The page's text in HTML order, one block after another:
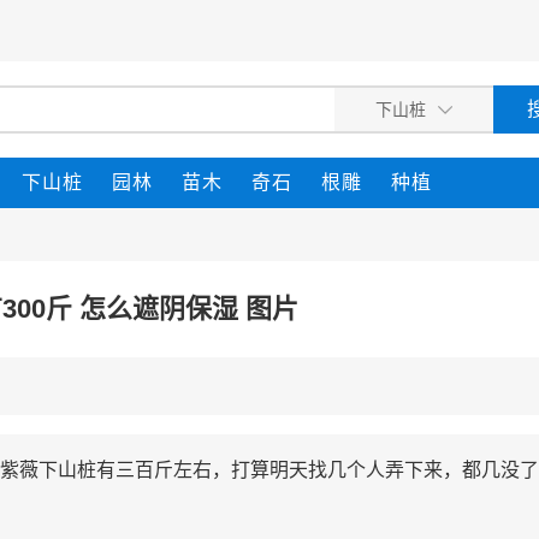
下山桩 园林 苗木 奇石 根雕 种植
斤 怎么遮阴保湿 图片
薇下山桩有三百斤左右，打算明天找几个人弄下来，都几没